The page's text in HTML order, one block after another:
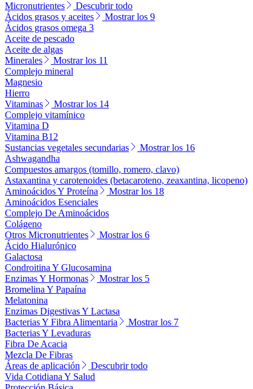
Micronutrientes
Descubrir todo
Ácidos grasos y aceites
Mostrar los 9
Ácidos grasos omega 3
Aceite de pescado
Aceite de algas
Minerales
Mostrar los 11
Complejo mineral
Magnesio
Hierro
Vitaminas
Mostrar los 14
Complejo vitamínico
Vitamina D
Vitamina B12
Sustancias vegetales secundarias
Mostrar los 16
Ashwagandha
Compuestos amargos (tomillo, romero, clavo)
Astaxantina y carotenoides (betacaroteno, zeaxantina, licopeno)
Aminoácidos Y Proteína
Mostrar los 18
Aminoácidos Esenciales
Complejo De Aminoácidos
Colágeno
Otros Micronutrientes
Mostrar los 6
Ácido Hialurónico
Galactosa
Condroitina Y Glucosamina
Enzimas Y Hormonas
Mostrar los 5
Bromelina Y Papaína
Melatonina
Enzimas Digestivas Y Lactasa
Bacterias Y Fibra Alimentaria
Mostrar los 7
Bacterias Y Levaduras
Fibra De Acacia
Mezcla De Fibras
Áreas de aplicación
Descubrir todo
Vida Cotidiana Y Salud